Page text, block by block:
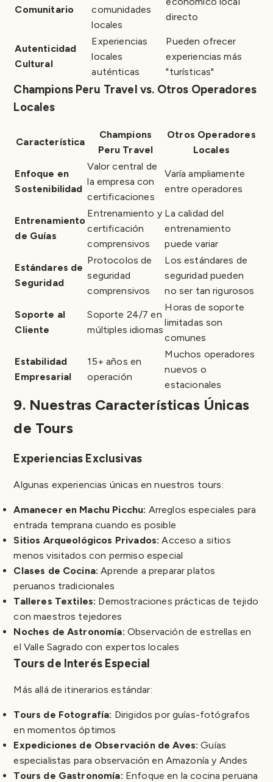
Comunitario
comunidades
locales
directo
Autenticidad
Cultural
Experiencias
locales
auténticas
Pueden ofrecer
experiencias más
"turísticas"
Champions Peru Travel vs. Otros Operadores
Locales
Característica
Champions
Peru Travel
Otros Operadores
Locales
Enfoque en
Sostenibilidad
Valor central de
la empresa con
certificaciones
Varía ampliamente
entre operadores
Entrenamiento
de Guías
Entrenamiento y
certificación
comprensivos
La calidad del
entrenamiento
puede variar
Estándares de
Seguridad
Protocolos de
seguridad
comprensivos
Los estándares de
seguridad pueden
no ser tan rigurosos
Soporte al
Cliente
Soporte 24/7 en
múltiples idiomas
Horas de soporte
limitadas son
comunes
Estabilidad
Empresarial
15+ años en
operación
Muchos operadores
nuevos o
estacionales
9. Nuestras Características Únicas
de Tours
Experiencias Exclusivas
Algunas experiencias únicas en nuestros tours:
Amanecer en Machu Picchu: Arreglos especiales para
entrada temprana cuando es posible
Sitios Arqueológicos Privados: Acceso a sitios
menos visitados con permiso especial
Clases de Cocina: Aprende a preparar platos
peruanos tradicionales
Talleres Textiles: Demostraciones prácticas de tejido
con maestros tejedores
Noches de Astronomía: Observación de estrellas en
el Valle Sagrado con expertos locales
Tours de Interés Especial
Más allá de itinerarios estándar:
Tours de Fotografía: Dirigidos por guías-fotógrafos
en momentos óptimos
Expediciones de Observación de Aves: Guías
especialistas para observación en Amazonía y Andes
Tours de Gastronomía: Enfoque en la cocina peruana